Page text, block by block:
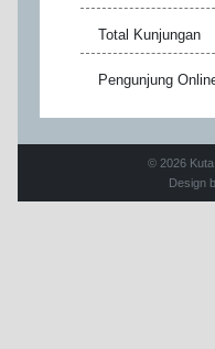
Total Kunjungan
Pengunjung
© 2026 Kuta
Design